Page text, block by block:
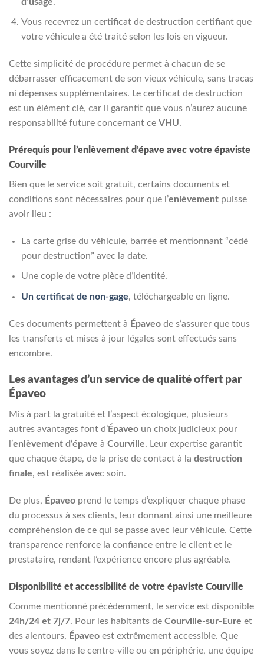
Vous recevrez un certificat de destruction certifiant que
votre véhicule a été traité selon les lois en vigueur.
Cette simplicité de procédure permet à chacun de se
débarrasser efficacement de son vieux véhicule, sans tracas
ni dépenses supplémentaires. Le certificat de destruction
est un élément clé, car il garantit que vous n’aurez aucune
responsabilité future concernant ce VHU.
Prérequis pour l’enlèvement d’épave avec votre épaviste
Courville
Bien que le service soit gratuit, certains documents et
conditions sont nécessaires pour que l’enlèvement puisse
avoir lieu :
La carte grise du véhicule, barrée et mentionnant “cédé
pour destruction” avec la date.
Une copie de votre pièce d’identité.
Un certificat de non-gage, téléchargeable en ligne.
Ces documents permettent à Épaveo de s’assurer que tous
les transferts et mises à jour légales sont effectués sans
encombre.
Les avantages d’un service de qualité offert par
Épaveo
Mis à part la gratuité et l’aspect écologique, plusieurs
autres avantages font d’Épaveo un choix judicieux pour
l’enlèvement d’épave à Courville. Leur expertise garantit
que chaque étape, de la prise de contact à la destruction
finale, est réalisée avec soin.
De plus, Épaveo prend le temps d’expliquer chaque phase
du processus à ses clients, leur donnant ainsi une meilleure
compréhension de ce qui se passe avec leur véhicule. Cette
transparence renforce la confiance entre le client et le
prestataire, rendant l’expérience encore plus agréable.
Disponibilité et accessibilité de votre épaviste Courville
Comme mentionné précédemment, le service est disponible
24h/24 et 7j/7. Pour les habitants de Courville-sur-Eure et
des alentours, Épaveo est extrêmement accessible. Que
vous soyez dans le centre-ville ou en périphérie, une équipe